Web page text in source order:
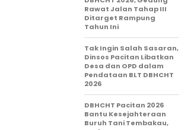
Rawat Jalan Tahap III
Ditarget Rampung
Tahun Ini
Tak Ingin Salah Sasaran,
Dinsos Pacitan Libatkan
Desa dan OPD dalam
Pendataan BLT DBHCHT
2026
DBHCHT Pacitan 2026
Bantu Kesejahteraan
Buruh Tani Tembakau,